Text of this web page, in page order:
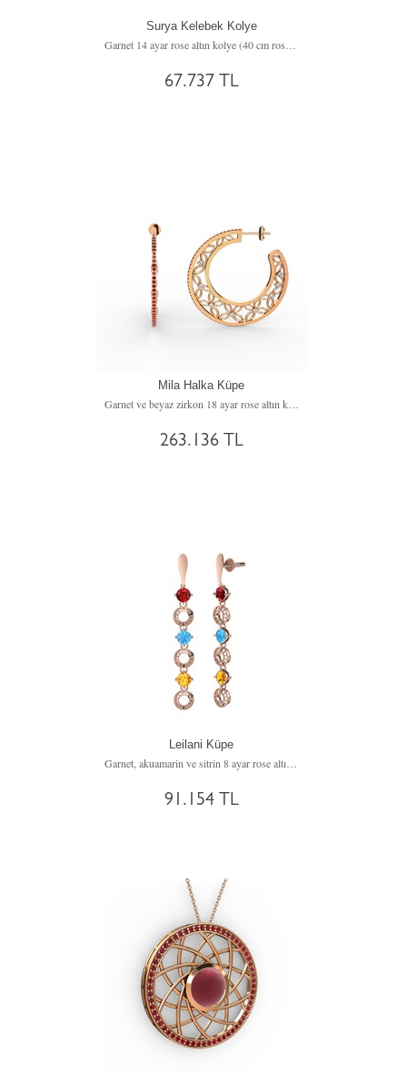
Surya Kelebek Kolye
67.737 TL
Mila Halka Küpe
Garnet ve beyaz zirkon 18 ayar rose altın küpe
263.136 TL
Leilani Küpe
91.154 TL